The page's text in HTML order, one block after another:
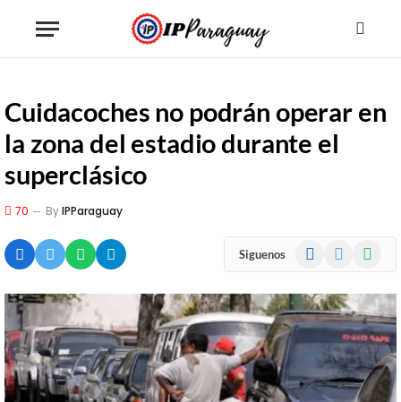
Cuidacoches no podrán operar en
la zona del estadio durante el
superclásico
70 ByIPParaguay
Siguenos Facebook